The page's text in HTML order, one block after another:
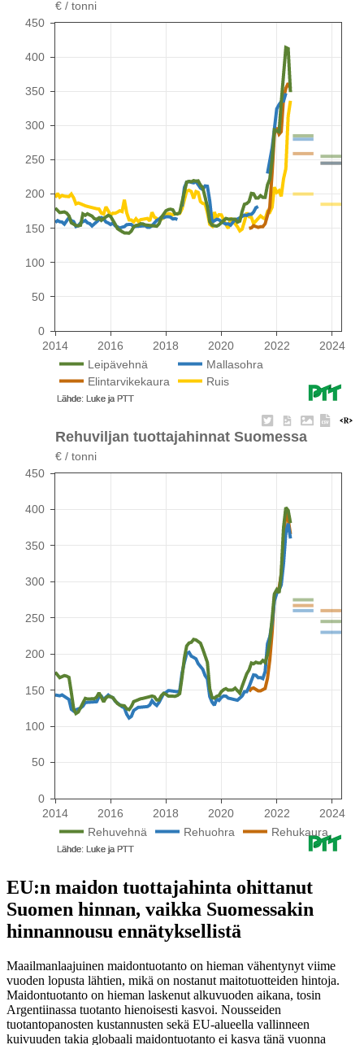
EU:n maidon tuottajahinta ohittanut
Suomen hinnan, vaikka Suomessakin
hinnannousu ennätyksellistä
Maailmanlaajuinen maidontuotanto on hieman vähentynyt viime
vuoden lopusta lähtien, mikä on nostanut maitotuotteiden hintoja.
Maidontuotanto on hieman laskenut alkuvuoden aikana, tosin
Argentiinassa tuotanto hienoisesti kasvoi. Nousseiden
tuotantopanosten kustannusten sekä EU-alueella vallinneen
kuivuuden takia globaali maidontuotanto ei kasva tänä vuonna